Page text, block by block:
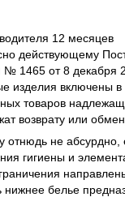
12 месяцев
действующему
№ 1465 от 8 декабря
изделия включены
товаров
возврату или
отнюдь не абсурдно,
гигиены и
нижнее белье